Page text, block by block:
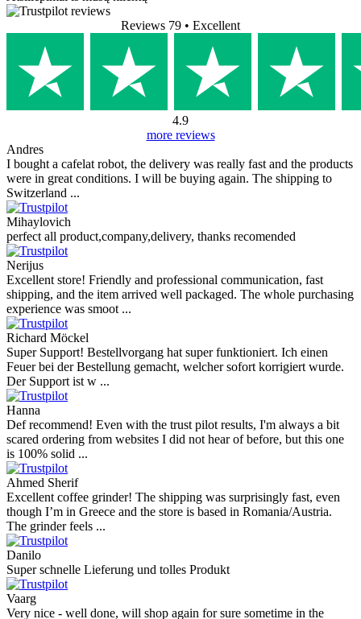
Reviews 79 • Excellent
4.9
more reviews
Andres
I bought a cafelat robot, the delivery was really fast and the products
were in great conditions. I will be buying again. The shipping to
Switzerland ...
Mihaylovich
perfect all product,company,delivery, thanks recomended
Nerijus
Excellent store! Friendly and professional communication, fast
shipping, and the item arrived well packaged. The whole purchasing
experience was smoot ...
Richard Möckel
Super Support! Bestellvorgang hat super funktioniert. Ich einen
Feuer bei der Bestellung gemacht, welcher sofort korrigiert wurde.
Der Support ist w ...
Hanna
Def recommend! Even with the trust pilot results, I'm always a bit
scared ordering from websites I did not hear of before, but this one
is 100% solid ...
Ahmed Sherif
Excellent coffee grinder! The shipping was surprisingly fast, even
though I’m in Greece and the store is based in Romania/Austria.
The grinder feels ...
Danilo
Super schnelle Lieferung und tolles Produkt
Vaarg
Very nice - well done, will shop again for sure sometime in the